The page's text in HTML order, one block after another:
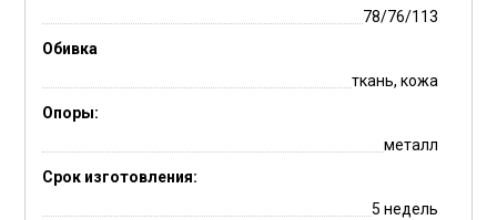
78/76/113
Обивка
ткань, кожа
Опоры:
металл
Срок изготовления:
5 недель